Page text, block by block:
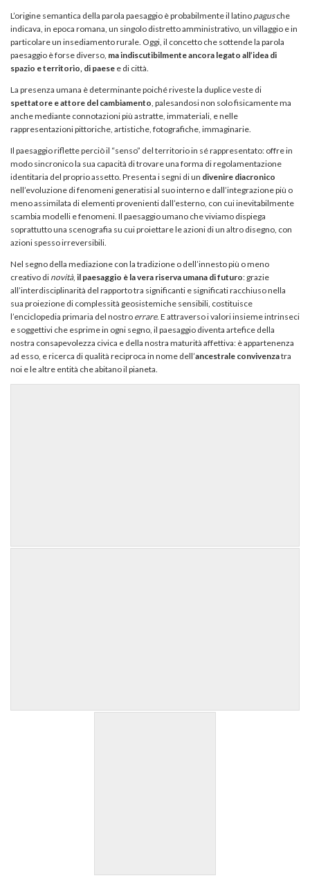
L’origine semantica della parola paesaggio è probabilmente il latino pagusche
indicava, in epoca romana, un singolo distretto amministrativo, un villaggio e in
particolare un insediamento rurale. Oggi, il concetto che sottende la parola
paesaggio è forse diverso, ma indiscutibilmente ancora legato all’idea di
spazio e territorio, di paese e di città.
La presenza umana è determinante poiché riveste la duplice veste di
spettatore e attore del cambiamento , palesandosi non solo fisicamente ma
anche mediante connotazioni più astratte, immateriali, e nelle
rappresentazioni pittoriche, artistiche, fotografiche, immaginarie.
Il paesaggio riflette perciò il “senso” del territorio in sé rappresentato: offre in
modo sincronico la sua capacità di trovare una forma di regolamentazione
identitaria del proprio assetto. Presenta i segni di un divenire diacronico
nell’evoluzione di fenomeni generatisi al suo interno e dall’integrazione più o
meno assimilata di elementi provenienti dall’esterno, con cui inevitabilmente
scambia modelli e fenomeni. Il paesaggio umano che viviamo dispiega
soprattutto una scenografia su cui proiettare le azioni di un altro disegno, con
azioni spesso irreversibili.
Nel segno della mediazione con la tradizione o dell’innesto più o meno
creativo di novità, il paesaggio è la vera riserva umana di futuro: grazie
all’interdisciplinarità del rapporto tra significanti e significati racchiuso nella
sua proiezione di complessità geosistemiche sensibili, costituisce
l’enciclopedia primaria del nostro errare. E attraverso i valori insieme intrinseci
e soggettivi che esprime in ogni segno, il paesaggio diventa artefice della
nostra consapevolezza civica e della nostra maturità affettiva: è appartenenza
ad esso, e ricerca di qualità reciproca in nome dell’ancestrale convivenzatra
noi e le altre entità che abitano il pianeta.